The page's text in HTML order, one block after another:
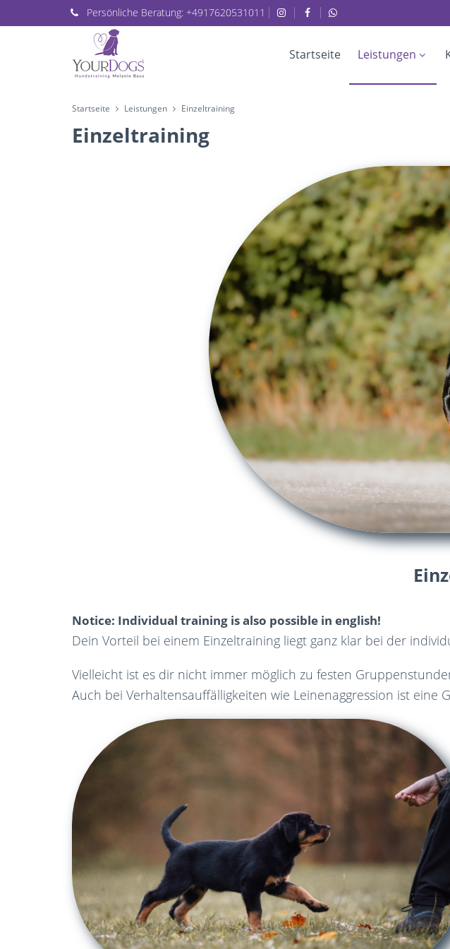
Persönliche Beratung: +4917620531011
Startseite Leistungen
Startseite Leistungen Einzeltraining
Einzeltraining
Notice: Individual training is also possible in english!
Dein Vorteil bei einem Einzeltraining liegt ganz klar bei der
Vielleicht ist es dir nicht immer möglich zu festen
Auch bei Verhaltensauffälligkeiten wie Leinenaggression ist